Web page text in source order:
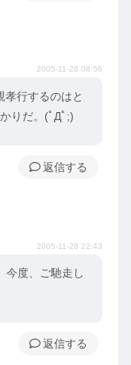
2005-11-28 08:56
孝行するのはと
りだ。(ﾟДﾟ;)
返信
2005-11-28 22:43
今度、ご馳走し
返信